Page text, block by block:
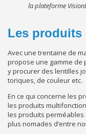
la plateforme
Les produits
Avec une trentaine de
propose une gamme de
y procurer des lentilles
toriques, de couleur etc.
En ce qui concerne les
les produits
les produits perméables
plus nomades d’entre